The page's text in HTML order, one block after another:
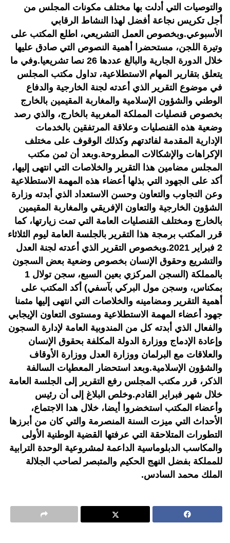
والتوصيات التي أدلت بها مختلف مكونات المجلس من
أجل تكريس نجاعة أفضل لهذا النشاط الرقابي
الأسبوعي.وبخصوص العمل التشريعي، اطلع المكتب على
وتيرة اللجن، مستحضرا أهمية النصوص التي صادق عليها
خلال الدورة الجارية والبالغ عددها 26 نصا تشريعيا.وفي ما
يتعلق بتقارير المهام الاستطلاعية، تداول مكتب المجلس
في موضوع التقرير الذي أعدته لجنة الخارجية والدفاع
الوطني والشؤون الإسلامية والمغاربة المقيمين بالخارج
بخصوص قنصليات المملكة المغربية بالخارج، والذي رصد
وضعية هذه القنصليات وعلاقة المرتفقين بالخدمات
الإدارية المقدمة لفائدتهم وكذلك الوقوف على مختلف
الإكراهات والإشكالات المطروحة.وبعد أن ثمن مكتب
المجلس مضامين هذا التقرير والخلاصات التي انتهى إليها،
أكد على الجهود التي بذلها أعضاء هذه المهمة الاستطلاعية
وعن التجاوب والتعاون وحسن الاستعداد الذي أبدته وزارة
الشؤون الخارجية والتعاون الإفريقي والمغاربة المقيمين
بالخارج ومختلف القنصليات العامة التي تمت زيارتها، كما
قرر المكتب برمجة هذا التقرير بالجلسة العامة ليوم الثلاثاء
2 فبراير 2021.وبخصوص التقرير الذي أعدته لجنة العدل
والتشريع وحقوق الإنسان بخصوص وضعية بعض السجون
بالمملكة (السجن المركزي بعين السبع، سجن تولال 1
بمكناس، وسجن مول البركي بآسفي) أكد المكتب على
أهمية التقرير ومضامينه والخلاصات التي انتهى إليها مثمنا
جهود أعضاء المهمة الاستطلاعية ومستوى التعاون الإيجابي
والفعال الذي أبدته كل من المندوبية العامة لإدارة السجون
وإعادة الإدماج ووزارة الدولة المكلفة بحقوق الإنسان
والعلاقات مع البرلمان ووزارة العدل ووزارة الأوقاف
والشؤون الإسلامية.وبعد استحضار المعطيات السالفة
الذكر، قرر مكتب المجلس رفع التقرير إلى الجلسة العامة
خلال شهر فبراير القادم.وخلص البلاغ إلى أن رئيس
وأعضاء المكتب استخضروا أيضا، خلال هدا الاجتماع،
الأحداث التي ميزت السنة المنصرمة والتي كان من أبرزها
التطورات المتلاحقة التي عرفتها القضية الوطنية الأولى
والمكاسب الدبلوماسية الداعمة لمشروعية الوحدة الترابية
للمملكة بفضل النهج الحكيم والمتبصر لصاحب الجلالة
الملك محمد السادس.